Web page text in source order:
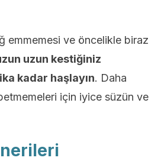
emmemesi ve öncelikle biraz
uzun kestiğiniz
kadar haşlayın. Daha
için iyice süzün ve